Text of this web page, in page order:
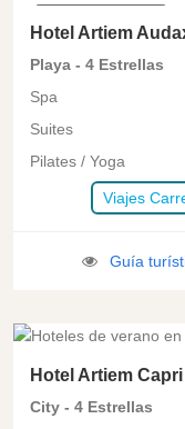
Hotel Artiem
Playa - 4 Estrellas
Spa
Suites
Pilates / Yoga
Viajes
Guía
Hotel Artiem Capri
City - 4 Estrellas